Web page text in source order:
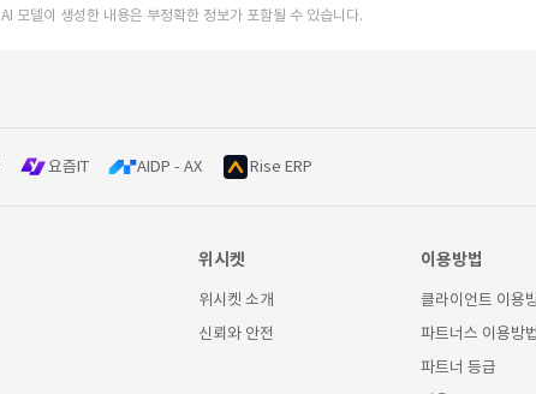
AI 모델이 생성한 내용은 부정확한 정보가 포함될 수 있습니다.
요즘IT AIDP - AX Rise ERP
위시켓
위시켓 소개
신뢰와 안전
이용방법
클라이언트 이용
파트너스 이용방법
파트너 등급